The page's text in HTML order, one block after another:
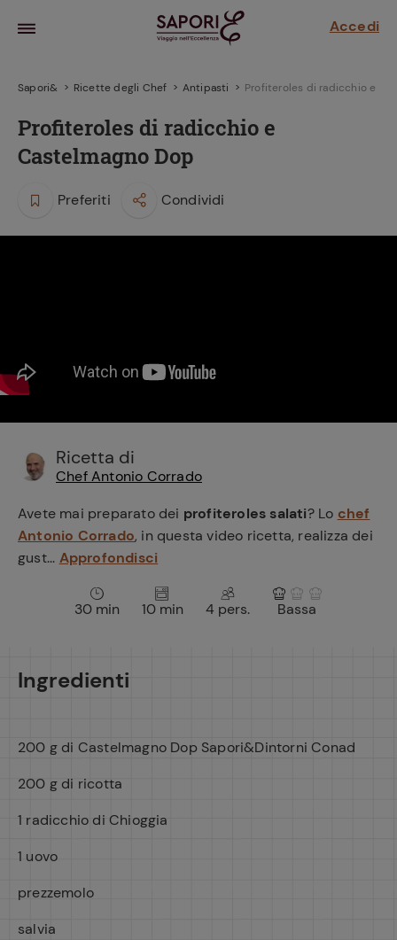
Accedi
ricetta
il
Sapori& Ricette degli Chef Antipasti Profiteroles di radicchio e
Profiteroles di radicchio e
Castelmagno Dop
Preferiti Condividi
Ricetta di
Chef Antonio Corrado
Avete mai preparato dei profiteroles salati? Lo chef
Antonio Corrado, in questa video ricetta, realizza dei
gust... Approfondisci
30 min 10 min 4 pers. Bassa
Ingredienti
200 g di Castelmagno Dop Sapori&Dintorni Conad
200 g di ricotta
1 radicchio di Chioggia
1 uovo
prezzemolo
salvia